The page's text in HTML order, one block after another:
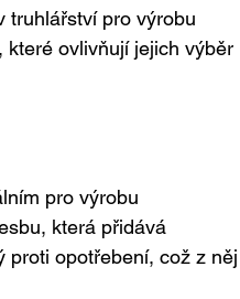
truhlářství pro výrobu
které ovlivňují jejich výběr
pro výrobu
která přidává
proti opotřebení, což z něj